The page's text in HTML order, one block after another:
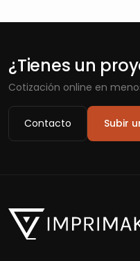
¿Tienes un
Cotización online en
Contacto Subir